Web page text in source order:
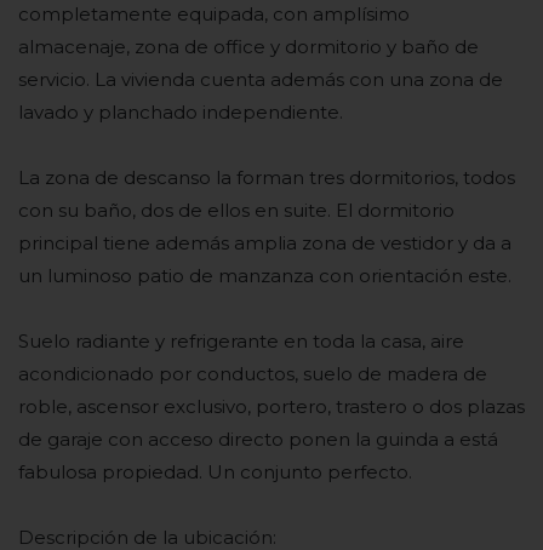
completamente equipada, con amplísimo
almacenaje, zona de office y dormitorio y baño de
servicio. La vivienda cuenta además con una zona de
lavado y planchado independiente.
La zona de descanso la forman tres dormitorios, todos
con su baño, dos de ellos en suite. El dormitorio
principal tiene además amplia zona de vestidor y da a
un luminoso patio de manzanza con orientación este.
Suelo radiante y refrigerante en toda la casa, aire
acondicionado por conductos, suelo de madera de
roble, ascensor exclusivo, portero, trastero o dos plazas
de garaje con acceso directo ponen la guinda a está
fabulosa propiedad. Un conjunto perfecto.
Descripción de la ubicación: